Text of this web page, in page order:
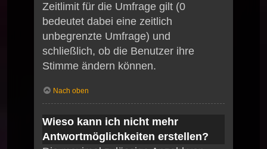
Zeitlimit für die Umfrage gilt (0
bedeutet dabei eine zeitlich
unbegrenzte Umfrage) und
schließlich, ob die Benutzer ihre
Stimme ändern können.
Nach oben
Wieso kann ich nicht mehr
Antwortmöglichkeiten erstellen?